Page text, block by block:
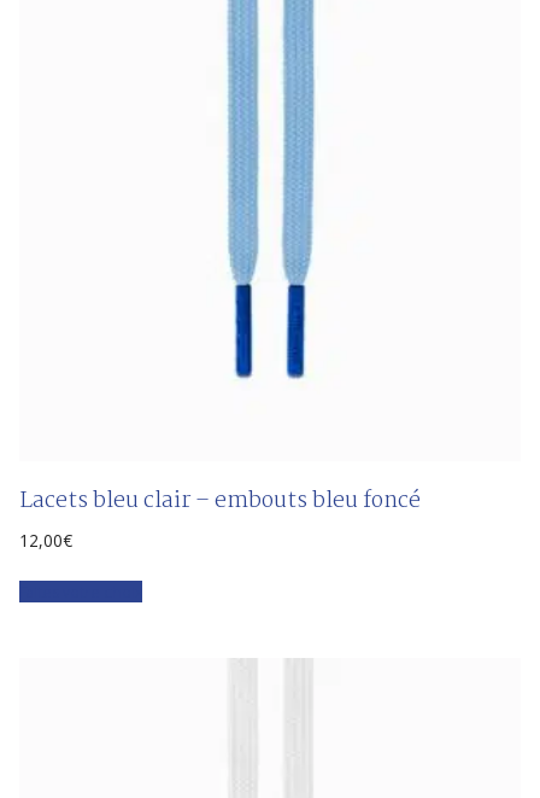
Lacets bleu clair – embouts bleu foncé
12,00€